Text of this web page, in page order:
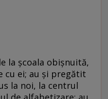
la școala obișnuită,
cu ei; au și pregătit
la noi, la centrul